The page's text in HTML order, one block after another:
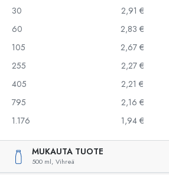
30
2,91 €
60
2,83 €
105
2,67 €
255
2,27 €
405
2,21 €
795
2,16 €
1.176
1,94 €
MUKAUTA TUOTE
500 ml, Vihreä